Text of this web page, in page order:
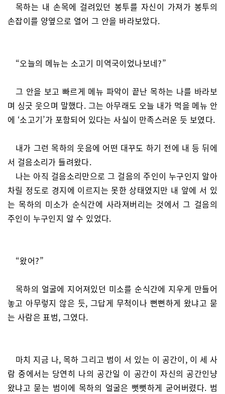
목하는 내 손목에 걸려있던 봉투를 자신이 가져가 봉투의
손잡이를 양옆으로 열어 그 안을 바라보았다.
“오늘의 메뉴는 소고기 미역국이었나보네?”
그 안을 보고 빠르게 메뉴 파악이 끝난 목하는 나를 바라보
며 싱긋 웃으며 말했다. 그는 아무래도 오늘 내가 먹을 메뉴 안
에 ‘소고기’가 포함되어 있다는 사실이 만족스러운 듯 보였다.
내가 그런 목하의 웃음에 어떤 대꾸도 하기 전에 내 등 뒤에
서 걸음소리가 들려왔다.
나는 아직 걸음소리만으로 그 걸음의 주인이 누구인지 알아
차릴 정도로 경지에 이르지는 못한 상태였지만 내 앞에 서 있
는 목하의 미소가 순식간에 사라져버리는 것에서 그 걸음의
주인이 누구인지 알 수 있었다.
“왔어?”
목하의 얼굴에 지어져있던 미소를 순식간에 지우게 만들어
놓고 아무렇지 않은 듯, 그답게 무척이나 뻔뻔하게 왔냐고 묻
는 사람은 표범, 그였다.
마치 지금 나, 목하 그리고 범이 서 있는 이 공간이, 이 세 사
람 중에서는 당연히 나의 공간일 이 공간이 자신의 공간인냥
왔냐고 묻는 범이에 목하의 얼굴은 뻣뻣하게 굳어버렸다. 범